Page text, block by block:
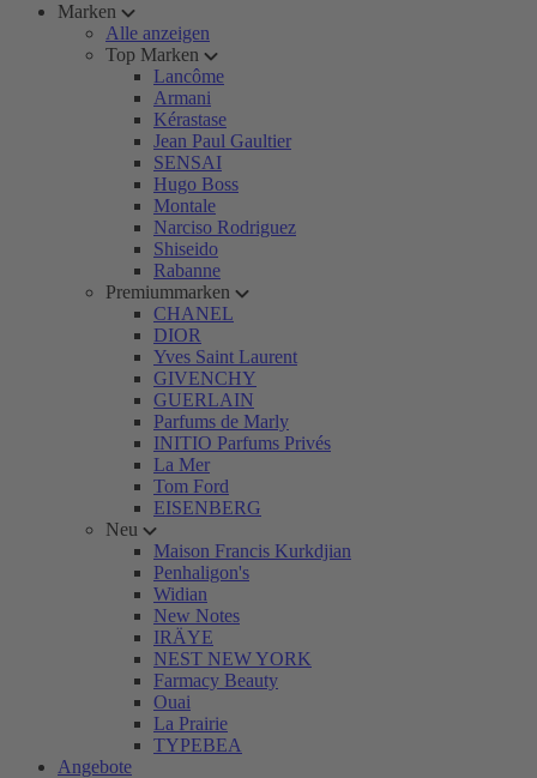
Marken
Alle anzeigen
Top Marken
Lancôme
Armani
Kérastase
Jean Paul Gaultier
SENSAI
Hugo Boss
Montale
Narciso Rodriguez
Shiseido
Rabanne
Premiummarken
CHANEL
DIOR
Yves Saint Laurent
GIVENCHY
GUERLAIN
Parfums de Marly
INITIO Parfums Privés
La Mer
Tom Ford
EISENBERG
Neu
Maison Francis Kurkdjian
Penhaligon's
Widian
New Notes
IRÄYE
NEST NEW YORK
Farmacy Beauty
Ouai
La Prairie
TYPEBEA
Angebote